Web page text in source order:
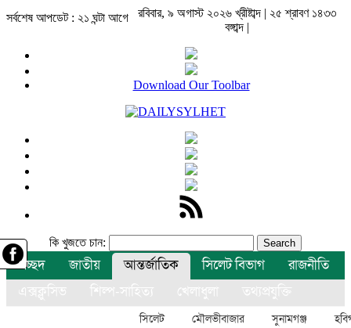
সর্বশেষ আপডেট : ২১ ঘন্টা আগে
রবিবার, ৯ অগাস্ট ২০২৬ খ্রীষ্টাব্দ | ২৫ শ্রাবণ ১৪৩৩
বঙ্গাব্দ |
Download Our Toolbar
কি খুজতে চান:
প্রচ্ছদ জাতীয় আন্তর্জাতিক সিলেট বিভাগ
রাজনীতি
এক্সক্লুসিভ
শিল্প-সাহিত্য খেলাধুলা
তথ্যপ্রযুক্তি
সিলেট মৌলভীবাজার সুনামগঞ্জ